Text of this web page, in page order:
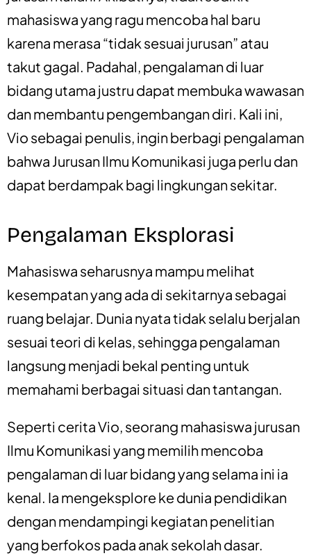
mahasiswa yang ragu mencoba hal baru
karena merasa “tidak sesuai jurusan” atau
takut gagal. Padahal, pengalaman di luar
bidang utama justru dapat membuka wawasan
dan membantu pengembangan diri. Kali ini,
Vio sebagai penulis, ingin berbagi pengalaman
bahwa Jurusan Ilmu Komunikasi juga perlu dan
dapat berdampak bagi lingkungan sekitar.
Pengalaman Eksplorasi
Mahasiswa seharusnya mampu melihat
kesempatan yang ada di sekitarnya sebagai
ruang belajar. Dunia nyata tidak selalu berjalan
sesuai teori di kelas, sehingga pengalaman
langsung menjadi bekal penting untuk
memahami berbagai situasi dan tantangan.
Seperti cerita Vio, seorang mahasiswa jurusan
Ilmu Komunikasi yang memilih mencoba
pengalaman di luar bidang yang selama ini ia
kenal. Ia mengeksplore ke dunia pendidikan
dengan mendampingi kegiatan penelitian
yang berfokos pada anak sekolah dasar.